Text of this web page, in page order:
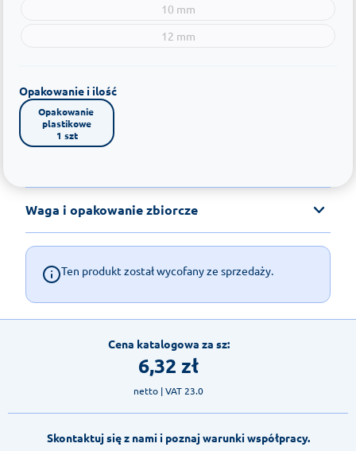
10 mm
12 mm
Opakowanie i ilość
Opakowanie
plastikowe
1 szt
Waga i opakowanie zbiorcze
Ten produkt został wycofany ze sprzedaży.
Cena katalogowa za sz:
6,32 zł
netto | VAT 23.0
Skontaktuj się z nami i poznaj warunki współpracy.